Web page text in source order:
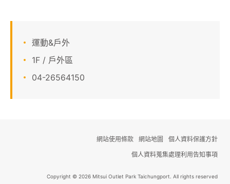
APP會員專區
運動&戶外
1F / 戶外區
04-26564150
網站使用條款 網站地圖
個人資料保護方針
個人資料蒐集處理利用告知事項
Copyright © 2026 Mitsui Outlet Park Taichungport. All rights reserved